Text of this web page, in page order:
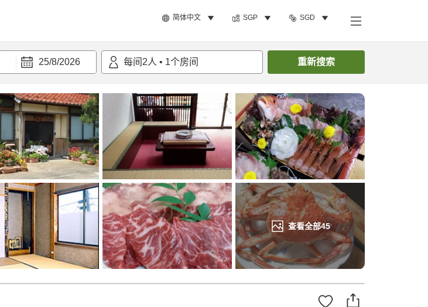
简体中文 SGP SGD
25/8/2026 每间 2人 • 1个房间 重新搜索
查看全部45
搜索客房